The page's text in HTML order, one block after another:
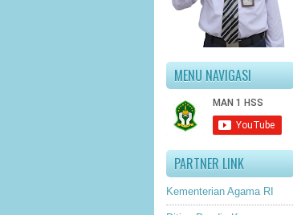
MENU NAVIGASI
PARTNER LINK
Kementerian Agama RI